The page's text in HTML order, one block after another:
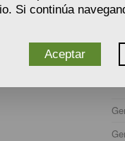
Si continúa
Aceptar